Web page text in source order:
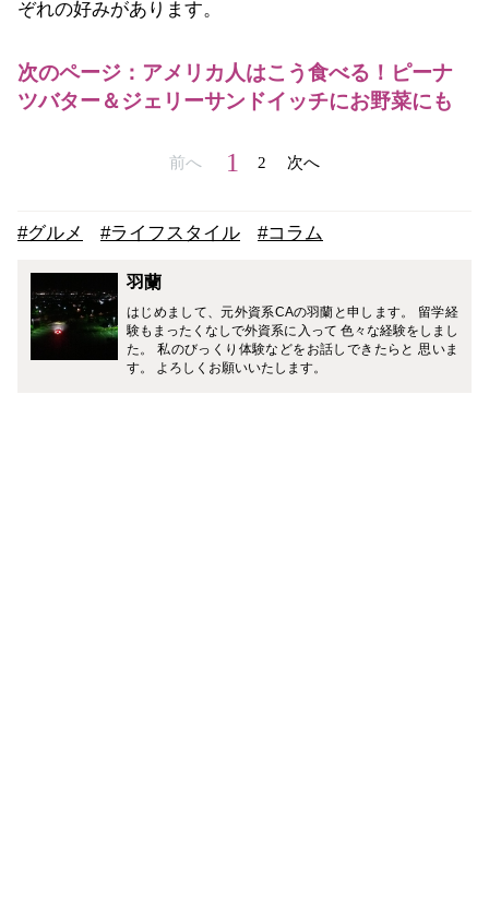
ぞれの好みがあります。
次のページ：アメリカ人はこう食べる！ピーナ
ツバター＆ジェリーサンドイッチにお野菜にも
前へ 1 2 次へ
#グルメ #ライフスタイル #コラム
羽蘭
はじめまして、元外資系CAの羽蘭と申します。 留学経
験もまったくなしで外資系に入って 色々な経験をしまし
た。 私のびっくり体験などをお話しできたらと 思いま
す。 よろしくお願いいたします。